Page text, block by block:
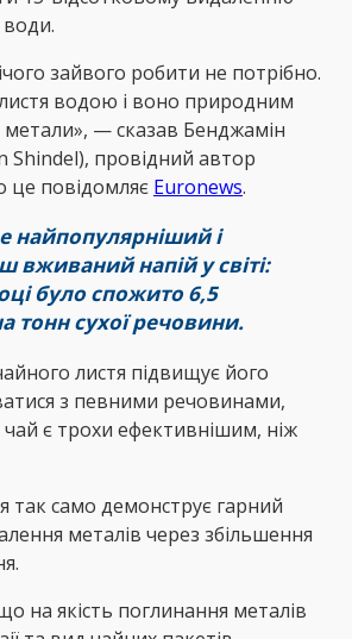
зайвого робити не потрібно.
водою і воно природним
— сказав Бенджамін
Shindel), провідний автор
це повідомляє Еuronews.
найпопулярніший і
вживаний напій у світі:
було спожито 6,5
тонн сухої речовини.
листя підвищує його
з певними речовинами,
є трохи ефективнішим, ніж
так само демонструє гарний
металів через збільшення
на якість поглинання металів